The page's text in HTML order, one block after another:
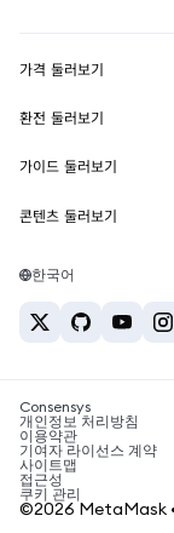
MetaMask
Snaps
웹3 서비스
보안
고객 지원
채용
가격 둘러보기
이더리움 가격
솔라나 가격
테더 가격
환전 둘러보기
ETH를 USD로 환전
USDT를 INR로 환전
BTC를 INR로 환전
ETH를 USDT로 환전
가이드 둘러보기
ETH 매수
USDT 매수
SHIB 매수
BNB 매수
콘텐츠 둘러보기
솔라나 지갑
암호화폐 세금 뉴스
암호화폐 매수 방법
비트코인 매도 방법
한국어
Consensys
개인정보 처리방침
이용약관
기여자 라이선스 계약
사이트맵
접근성
쿠키 관리
©2026 MetaMask